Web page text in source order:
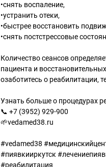
•снять воспаление,
•устранить отеки,
•быстрее восстановить
•снять постстрессовые
Количество сеансов
пациента и
озаботитесь о реабилитации,
Узнать больше о процедурах
📞 +7 (3952) 929-900
🌱vedamed38.ru
#vedamed38
#пиявкииркутск
#реабилитация